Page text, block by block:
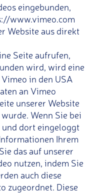
eingebunden,
www.vimeo.com
Website aus direkt
Seite aufrufen,
wird, wird eine
in den USA
an Vimeo
unserer Website
Wenn Sie bei
dort eingeloggt
Ihrem
das auf unserer
nutzen, indem Sie
auch diese
zugeordnet. Diese